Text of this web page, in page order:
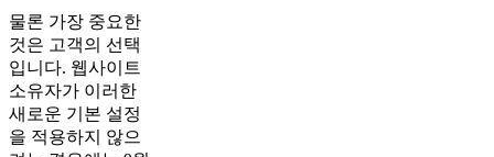
물론 가장 중요한
것은 고객의 선택
입니다. 웹사이트
소유자가 이러한
새로운 기본 설정
을 적용하지 않으